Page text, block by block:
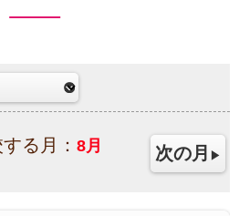
る月： 8月 次の月